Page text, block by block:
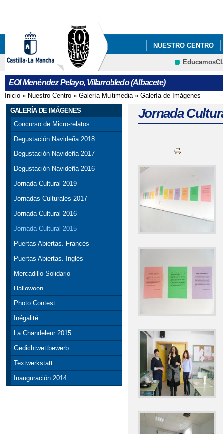
NUESTRO CENTRO
EOI Menéndez Pelayo, Villarrobledo (Albacete)
Se encuentra usted aquí
Inicio » Nuestro Centro » Galería Multimedia» Galería de Imágenes
GALERÍA DE IMÁGENES
Concurso de Micro-relatos
Degustación Navideña 2018
Degustación Navideña 2017
Degustación Navideña 2016
Jornada Cultural 2019
Jornadas Culturales 2017
Jornada Cultural 2016
Jornada Cultural 2015
Puertas Abiertas. Francés
Puertas Abiertas. Inglés
Mercadillo Solidario
Halloween
Photo Contest
Inégalité
La Chandeleur 2015
Gedichtwettbewerb
Textwerkstatt
Inauguración 2014
Jornada